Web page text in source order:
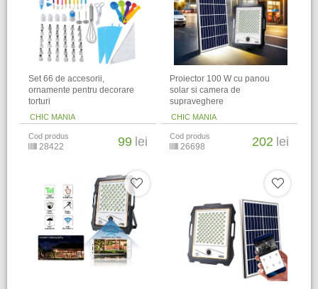
Set 66 de accesorii,
ornamente pentru decorare
torturi
CHIC MANIA
Cod produs
28422 99 lei
Proiector 100 W cu panou
solar si camera de
supraveghere
CHIC MANIA
Cod produs
26698 202 lei